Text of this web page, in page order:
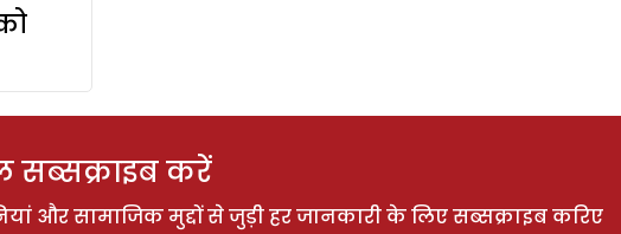
सब्सक्राइब करें
और सामाजिक मुद्दों से जुड़ी हर जानकारी के लिए सब्सक्राइब करिए